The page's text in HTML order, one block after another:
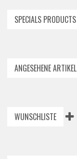
SPECIALS PRODUCTS
ANGESEHENE ARTIKEL
WUNSCHLISTE